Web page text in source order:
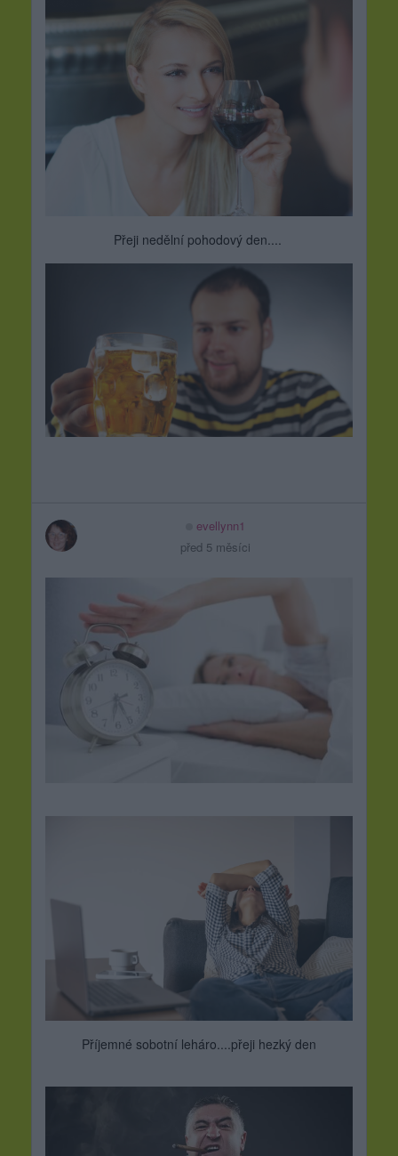
Přeji nedělní pohodový den....
evellynn1
před 5 měsíci
Příjemné sobotní leháro....přeji hezký den